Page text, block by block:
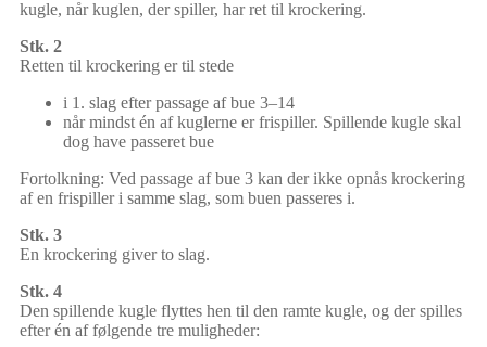
kugle, når kuglen, der spiller, har ret til krockering.
Stk. 2
Retten til krockering er til stede
i 1. slag efter passage af bue 3–14
når mindst én af kuglerne er frispiller. Spillende kugle skal
dog have passeret bue
Fortolkning: Ved passage af bue 3 kan der ikke opnås krockering
af en frispiller i samme slag, som buen passeres i.
Stk. 3
En krockering giver to slag.
Stk. 4
Den spillende kugle flyttes hen til den ramte kugle, og der spilles
efter én af følgende tre muligheder: